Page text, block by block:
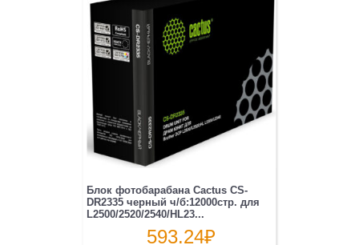
Блок фотобарабана Cactus CS-
DR2335 черный ч/б:12000стр. для
L2500/2520/2540/HL23...
593.24₽